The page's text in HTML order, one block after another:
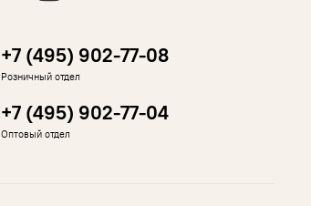
+7 (495) 902-77-08
Розничный отдел
+7 (495) 902-77-04
Оптовый отдел